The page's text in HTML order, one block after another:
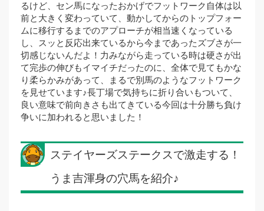
るけど、セン馬になったおかげでフットワーク自体は以
前と大きく変わっていて、動かしてからのトップフォー
ムに移行するまでのアプローチが相当速くなっている
し、スッと反応出来ているから今まであったズブさが一
切感じないんだよ！力みながら走っている時は硬さが出
て完歩の伸びもイマイチだったのに、全体で見てもかな
り柔らかみがあって、まるで別馬のようなフットワーク
を見せています♪長丁場で気持ちに折り合いもついて、
良い意味で前向きさも出てきている今回は十分勝ち負け
争いに加われると思いました！
ステイヤーズステークスで激走する！
うま吉渾身の穴馬を紹介♪